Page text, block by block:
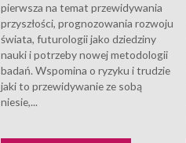
pierwsza na temat przewidywania
przyszłości, prognozowania rozwoju
świata, futurologii jako dziedziny
nauki i potrzeby nowej metodologii
badań. Wspomina o ryzyku i trudzie
jaki to przewidywanie ze sobą
niesie,...